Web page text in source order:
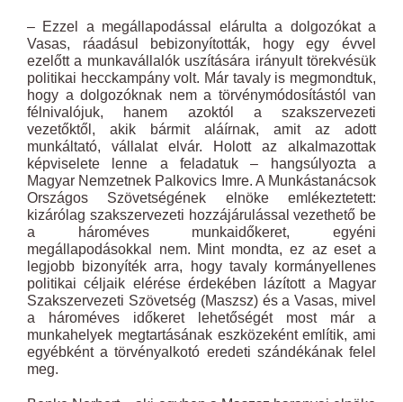
– Ezzel a megállapodással elárulta a dolgozókat a
Vasas, ráadásul bebizonyították, hogy egy évvel
ezelőtt a munkavállalók uszítására irányult törekvésük
politikai hecckampány volt. Már tavaly is megmondtuk,
hogy a dolgozóknak nem a törvénymódosítástól van
félnivalójuk, hanem azoktól a szakszervezeti
vezetőktől, akik bármit aláírnak, amit az adott
munkáltató, vállalat elvár. Holott az alkalmazottak
képviselete lenne a feladatuk – hangsúlyozta a
Magyar Nemzetnek Palkovics Imre. A Munkástanácsok
Országos Szövetségének elnöke emlékeztetett:
kizárólag szakszervezeti hozzájárulással vezethető be
a hároméves munkaidőkeret, egyéni
megállapodásokkal nem. Mint mondta, ez az eset a
legjobb bizonyíték arra, hogy tavaly kormányellenes
politikai céljaik elérése érdekében lázított a Magyar
Szakszervezeti Szövetség (Maszsz) és a Vasas, mivel
a hároméves időkeret lehetőségét most már a
munkahelyek megtartásának eszközeként említik, ami
egyébként a törvényalkotó eredeti szándékának felel
meg.